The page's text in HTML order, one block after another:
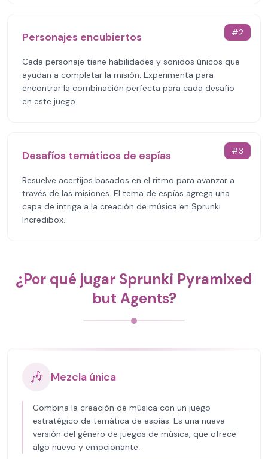
#2
Personajes encubiertos
Cada personaje tiene habilidades y sonidos únicos que
ayudan a completar la misión. Experimenta para
encontrar la combinación perfecta para cada desafío
en este juego.
#3
Desafíos temáticos de espías
Resuelve acertijos basados en el ritmo para avanzar a
través de las misiones. El tema de espías agrega una
capa de intriga a la creación de música en Sprunki
Incredibox.
¿Por qué jugar Sprunki Pyramixed
but Agents?
🎶 Mezcla única
Combina la creación de música con un juego
estratégico de temática de espías. Es una nueva
versión del género de juegos de música, que ofrece
algo nuevo y emocionante.